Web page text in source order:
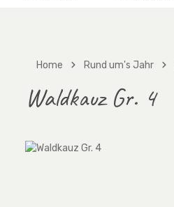
Home Rund um's Jahr
Waldkauz Gr. 4
Bildergalerie überspringen